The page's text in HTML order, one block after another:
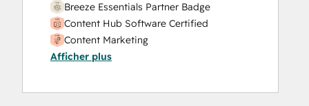
Breeze Essentials Partner Badge
Content Hub Software Certified
Content Marketing
CRM Data Migration Certification
Digital Advertising
Afficher plus